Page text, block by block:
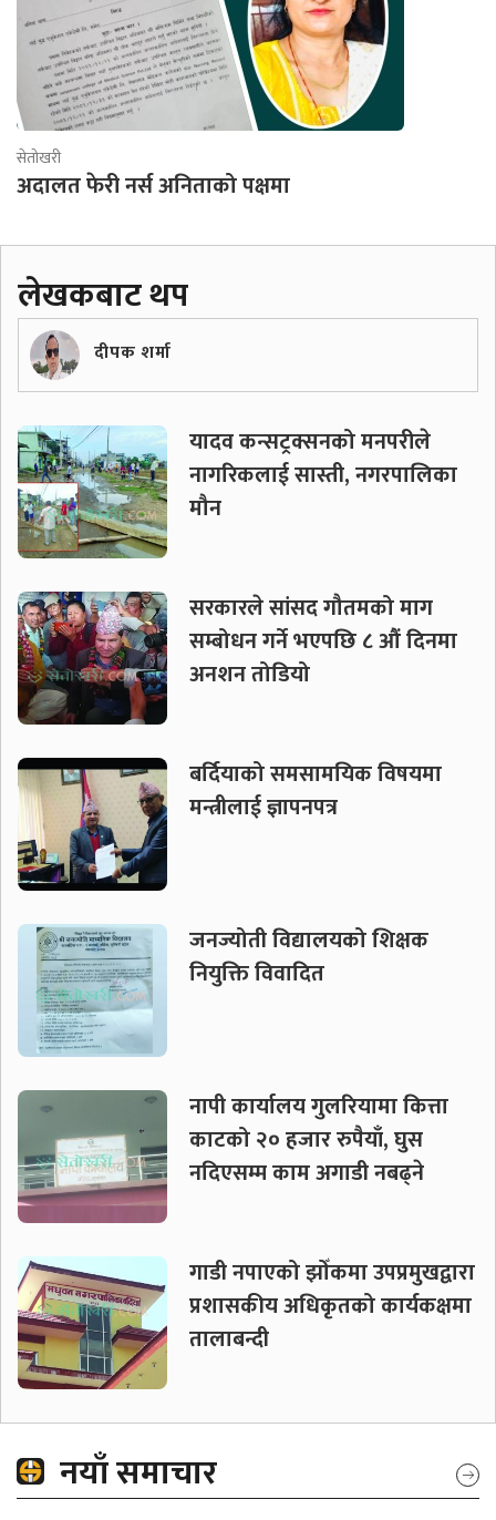
सेतोखरी
अदालत फेरी नर्स अनिताको पक्षमा
लेखकबाट थप
दीपक शर्मा
यादव कन्सट्रक्सनको मनपरीले
नागरिकलाई सास्ती, नगरपालिका
मौन
सरकारले सांसद गौतमको माग
सम्बोधन गर्ने भएपछि ८ औं दिनमा
अनशन तोडियो
बर्दियाको समसामयिक विषयमा
मन्त्रीलाई ज्ञापनपत्र
जनज्योती विद्यालयको शिक्षक
नियुक्ति विवादित
नापी कार्यालय गुलरियामा कित्ता
काटको २० हजार रुपैयाँ, घुस
नदिएसम्म काम अगाडी नबढ्ने
गाडी नपाएको झोँकमा उपप्रमुखद्वारा
प्रशासकीय अधिकृतको कार्यकक्षमा
तालाबन्दी
नयाँ समाचार